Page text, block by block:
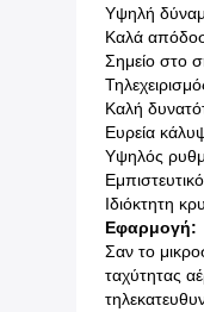
Υψηλή
Καλά
Σημείο στο
Καλή
Ευρεία
Υψηλός
Ιδιόκτητη
Εφαρμογή:
Σαν το
ταχύτητας